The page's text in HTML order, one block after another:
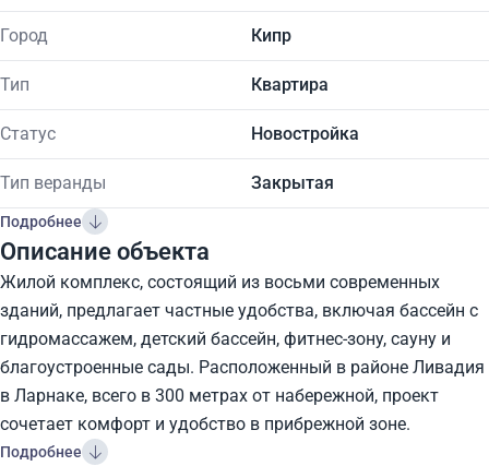
Город Кипр
Тип Квартира
Статус Новостройка
Тип веранды Закрытая
Подробнее
Описание объекта
Жилой комплекс, состоящий из восьми современных
зданий, предлагает частные удобства, включая бассейн с
гидромассажем, детский бассейн, фитнес-зону, сауну и
благоустроенные сады. Расположенный в районе Ливадия
в Ларнаке, всего в 300 метрах от набережной, проект
сочетает комфорт и удобство в прибрежной зоне.
Подробнее